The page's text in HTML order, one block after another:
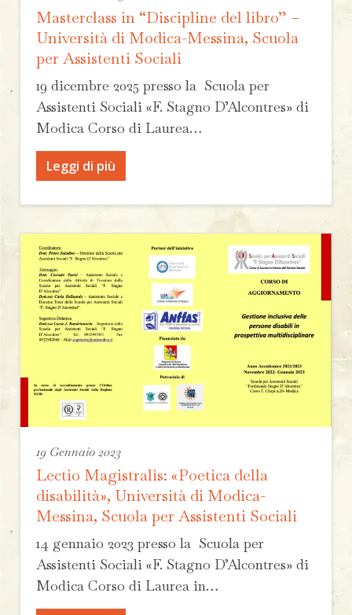
Masterclass in “Discipline del libro” –
Università di Modica-Messina, Scuola
per Assistenti Sociali
19 dicembre 2025 presso la Scuola per
Assistenti Sociali «F. Stagno D’Alcontres» di
Modica Corso di Laurea…
Leggi di più
19 Gennaio 2023
Lectio Magistralis: «Poetica della
disabilità», Università di Modica-
Messina, Scuola per Assistenti Sociali
14 gennaio 2023 presso la Scuola per
Assistenti Sociali «F. Stagno D’Alcontres» di
Modica Corso di Laurea in…